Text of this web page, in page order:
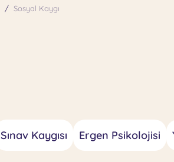
Sosyal Kaygı
Sınav Kaygısı Ergen Psikolojisi